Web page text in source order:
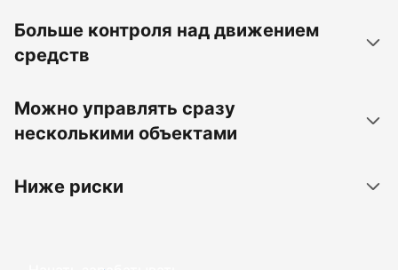
Больше контроля над движением
средств
Можно управлять сразу
несколькими объектами
Ниже риски